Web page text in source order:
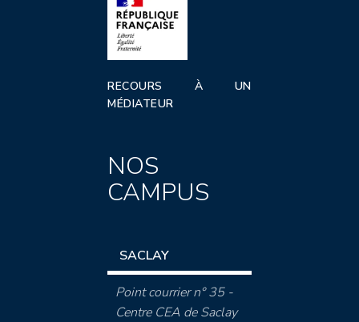
RECOURS À UN
MÉDIATEUR
NOS
CAMPUS
SACLAY
Point courrier n° 35 -
Centre CEA de Saclay